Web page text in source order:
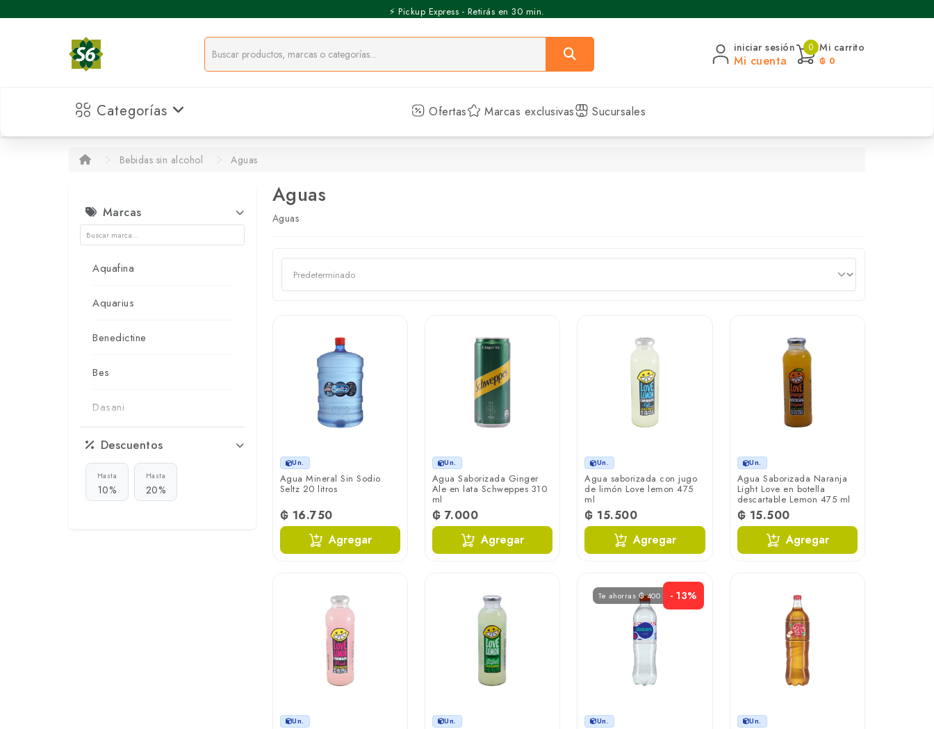
⚡️ Pickup Express - Retirás en 30 min.
iniciar sesión
Mi cuenta
0 Mi carrito
₲ 0
Categorías Ofertas Marcas exclusivas Sucursales
Bebidas sin alcohol Aguas
Marcas
Aquafina
Aquarius
Benedictine
Bes
Dasani
De La Costa
Gond Wana
Descuentos
Hasta
10%
Hasta
20%
Aguas
Aguas
Un.
Agua Mineral Sin Sodio
Seltz 20 litros
₲ 16.750
Agregar
Un.
Agua Saborizada Ginger
Ale en lata Schweppes 310
ml
₲ 7.000
Agregar
Un.
Agua saborizada con jugo
de limón Love lemon 475
ml
₲ 15.500
Agregar
Un.
Agua Saborizada Naranja
Light Love en botella
descartable Lemon 475 ml
₲ 15.500
Agregar
Un. Un.
Te ahorras ₲ 400 - 13%
Un. Un.